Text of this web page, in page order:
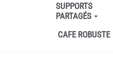
SUPPORTS
PARTAGÉS
CAFE ROBUSTE